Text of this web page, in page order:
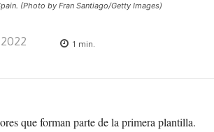
(Photo by Fran Santiago/Getty Images)
1 min.
que forman parte de la primera plantilla.